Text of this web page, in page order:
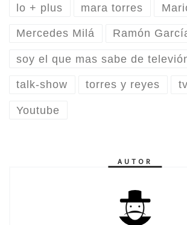
lo + plus mara torres
Mercedes Milá Ramón
soy el que mas sabe de
talk-show torres y reyes
Youtube
AUTOR